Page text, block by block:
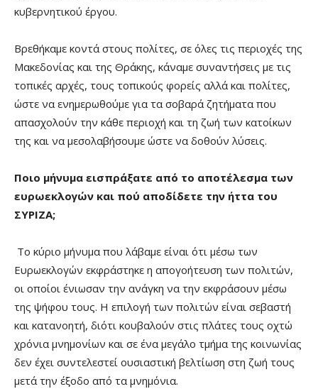
κυβερνητικού έργου.
Βρεθήκαμε κοντά στους πολίτες, σε όλες τις περιοχές της
Μακεδονίας και της Θράκης, κάναμε συναντήσεις με τις
τοπικές αρχές, τους τοπικούς φορείς αλλά και πολίτες,
ώστε να ενημερωθούμε για τα σοβαρά ζητήματα που
απασχολούν την κάθε περιοχή και τη ζωή των κατοίκων
της και να μεσολαβήσουμε ώστε να δοθούν λύσεις.
Ποιο μήνυμα εισπράξατε από το αποτέλεσμα των
ευρωεκλογών και πού αποδίδετε την ήττα του
ΣΥΡΙΖΑ;
Το κύριο μήνυμα που λάβαμε είναι ότι μέσω των
Ευρωεκλογών εκφράστηκε η απογοήτευση των πολιτών,
οι οποίοι ένιωσαν την ανάγκη να την εκφράσουν μέσω
της ψήφου τους. Η επιλογή των πολιτών είναι σεβαστή
και κατανοητή, διότι κουβαλούν στις πλάτες τους οχτώ
χρόνια μνημονίων και σε ένα μεγάλο τμήμα της κοινωνίας
δεν έχει συντελεστεί ουσιαστική βελτίωση στη ζωή τους
μετά την έξοδο από τα μνημόνια.